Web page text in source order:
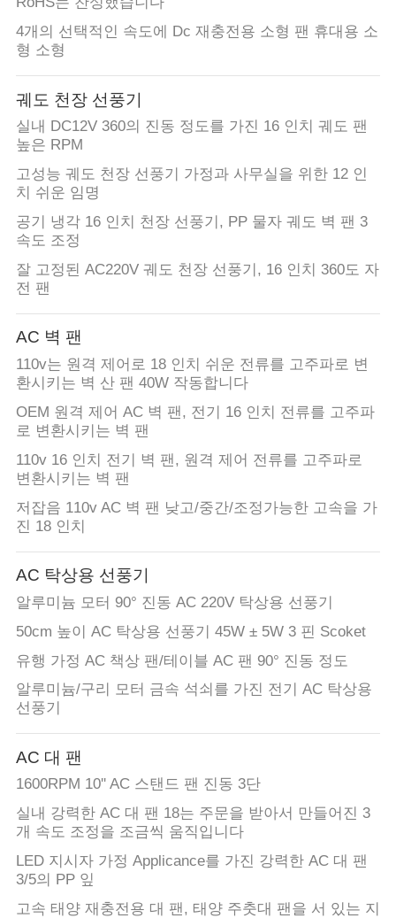
4개의 선택적인 속도에 Dc 재충전용 소형 팬 휴대용 소
형 소형
궤도 천장 선풍기
실내 DC12V 360의 진동 정도를 가진 16 인치 궤도 팬
높은 RPM
고성능 궤도 천장 선풍기 가정과 사무실을 위한 12 인
치 쉬운 임명
공기 냉각 16 인치 천장 선풍기, PP 물자 궤도 벽 팬 3
속도 조정
잘 고정된 AC220V 궤도 천장 선풍기, 16 인치 360도 자
전 팬
AC 벽 팬
110v는 원격 제어로 18 인치 쉬운 전류를 고주파로 변
환시키는 벽 산 팬 40W 작동합니다
OEM 원격 제어 AC 벽 팬, 전기 16 인치 전류를 고주파
로 변환시키는 벽 팬
110v 16 인치 전기 벽 팬, 원격 제어 전류를 고주파로
변환시키는 벽 팬
저잡음 110v AC 벽 팬 낮고/중간/조정가능한 고속을 가
진 18 인치
AC 탁상용 선풍기
알루미늄 모터 90° 진동 AC 220V 탁상용 선풍기
50cm 높이 AC 탁상용 선풍기 45W ± 5W 3 핀 Scoket
유행 가정 AC 책상 팬/테이블 AC 팬 90° 진동 정도
알루미늄/구리 모터 금속 석쇠를 가진 전기 AC 탁상용
선풍기
AC 대 팬
1600RPM 10'' AC 스탠드 팬 진동 3단
실내 강력한 AC 대 팬 18는 주문을 받아서 만들어진 3
개 속도 조정을 조금씩 움직입니다
LED 지시자 가정 Applicance를 가진 강력한 AC 대 팬
3/5의 PP 잎
고속 태양 재충전용 대 팬, 태양 주춧대 팬을 서 있는 지